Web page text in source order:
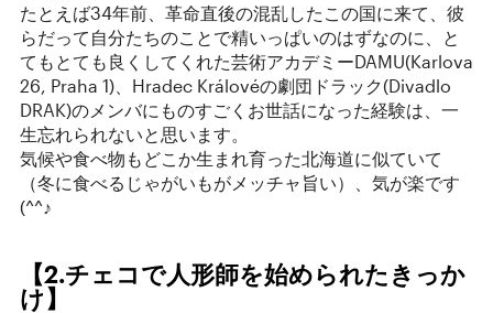
たとえば34年前、革命直後の混乱したこの国に来て、彼
らだって自分たちのことで精いっぱいのはずなのに、と
てもとても良くしてくれた芸術アカデミーDAMU(Karlova
26, Praha 1)、Hradec Královéの劇団ドラック(Divadlo
DRAK)のメンバにものすごくお世話になった経験は、一
生忘れられないと思います。
気候や食べ物もどこか生まれ育った北海道に似ていて
（冬に食べるじゃがいもがメッチャ旨い）、気が楽です
(^^♪
【2.チェコで人形師を始められたきっか
け】